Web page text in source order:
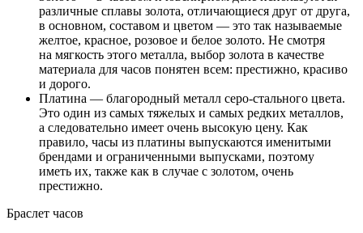
различные сплавы золота, отличающиеся друг от друга,
в основном, составом и цветом — это так называемые
желтое, красное, розовое и белое золото. Не смотря
на мягкость этого металла, выбор золота в качестве
материала для часов понятен всем: престижно, красиво
и дорого.
Платина — благородный металл серо-стального цвета.
Это один из самых тяжелых и самых редких металлов,
а следовательно имеет очень высокую цену. Как
правило, часы из платины выпускаются именитыми
брендами и ограниченными выпусками, поэтому
иметь их, также как в случае с золотом, очень
престижно.
Браслет часов